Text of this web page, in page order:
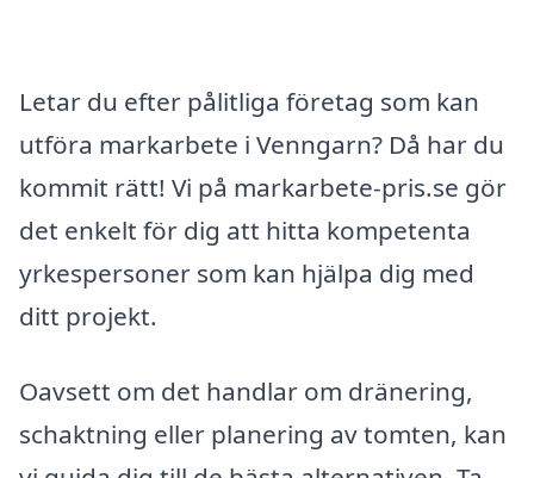
Letar du efter pålitliga företag som kan
utföra markarbete i Venngarn? Då har du
kommit rätt! Vi på markarbete-pris.se gör
det enkelt för dig att hitta kompetenta
yrkespersoner som kan hjälpa dig med
ditt projekt.
Oavsett om det handlar om dränering,
schaktning eller planering av tomten, kan